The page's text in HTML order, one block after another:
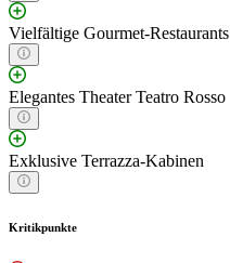
Vielfältige Gourmet-Restaurants
Elegantes Theater Teatro Rosso
Exklusive Terrazza-Kabinen
Kritikpunkte